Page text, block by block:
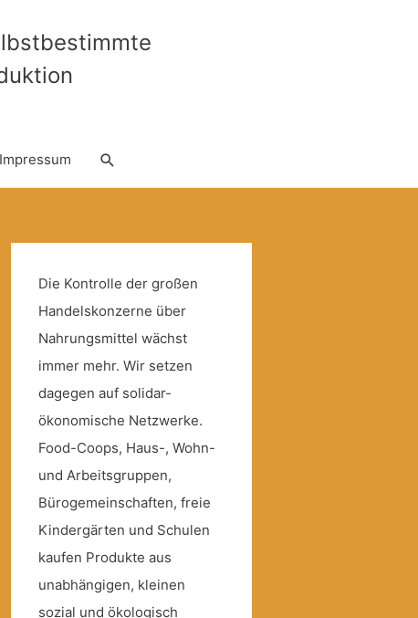
Impressum Suche
Die Kontrolle der großen
Handelskonzerne über
Nahrungsmittel wächst
immer mehr. Wir setzen
dagegen auf solidar-
ökonomische Netzwerke.
Food-Coops, Haus-, Wohn-
und Arbeitsgruppen,
Bürogemeinschaften, freie
Kindergärten und Schulen
kaufen Produkte aus
unabhängigen, kleinen
sozial und ökologisch